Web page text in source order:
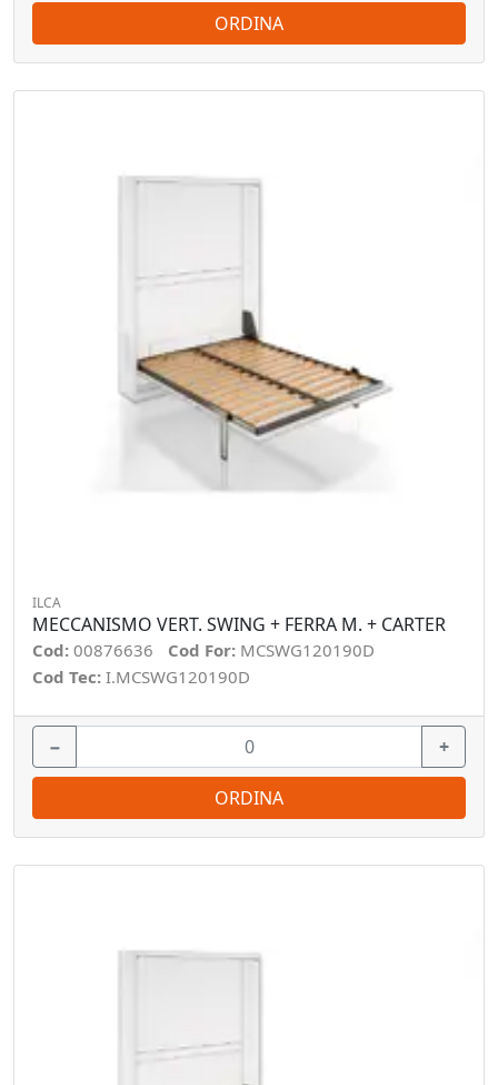
ORDINA
ILCA
MECCANISMO VERT. SWING + FERRA M. + CARTER
Cod: 00876636 Cod For: MCSWG120190D
Cod Tec: I.MCSWG120190D
− +
ORDINA